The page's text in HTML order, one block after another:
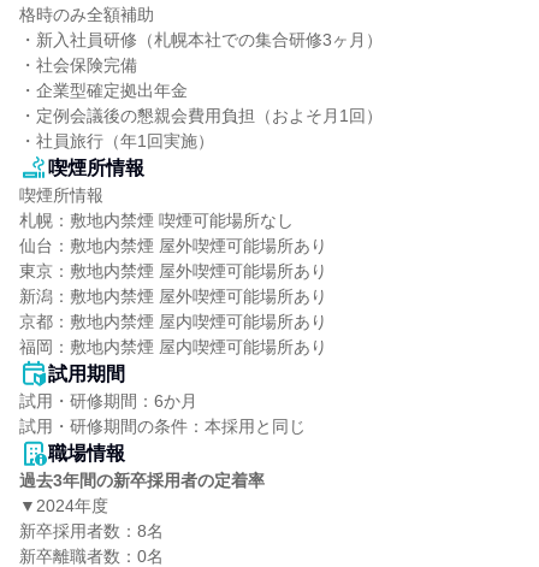
格時のみ全額補助
・新入社員研修（札幌本社での集合研修3ヶ月）
・社会保険完備
・企業型確定拠出年金
・定例会議後の懇親会費用負担（およそ月1回）
・社員旅行（年1回実施）
喫煙所情報
喫煙所情報
札幌：敷地内禁煙 喫煙可能場所なし
仙台：敷地内禁煙 屋外喫煙可能場所あり
東京：敷地内禁煙 屋外喫煙可能場所あり
新潟：敷地内禁煙 屋外喫煙可能場所あり
京都：敷地内禁煙 屋内喫煙可能場所あり
福岡：敷地内禁煙 屋内喫煙可能場所あり
試用期間
試用・研修期間：6か月
職場情報
過去3年間の新卒採用者の定着率
▼2024年度
新卒採用者数：8名
新卒離職者数：0名